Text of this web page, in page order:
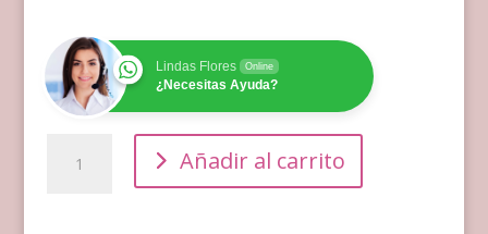
Lindas Flores Online
¿Necesitas Ayuda?
Fúnebre
Economica
Añadir al carrito